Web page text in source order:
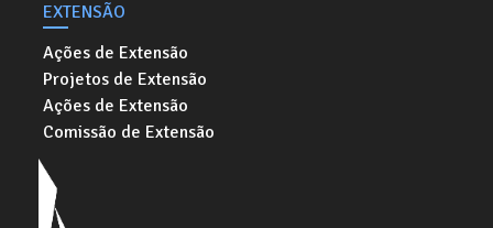
EXTENSÃO
Ações de Extensão
Projetos de Extensão
Ações de Extensão
Comissão de Extensão